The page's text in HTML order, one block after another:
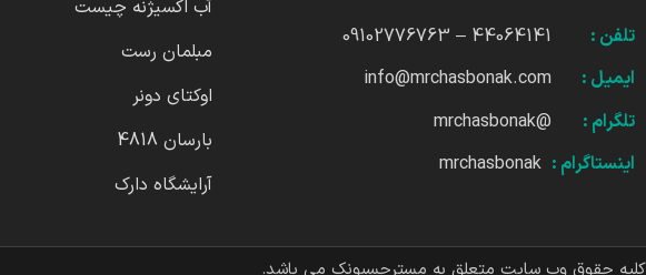
تلفن :
44064141 – 09102776763
ایمیل :
info@mrchasbonak.com
تلگرام :
@mrchasbonak
اینستاگرام : mrchasbonak
آب اکسیژنه چیست
مبلمان رست
اوکتای دونر
بارسان 4818
آرایشگاه دارک
کلیه حقوق وب سایت متعلق به مسترچسبونک می باشد.